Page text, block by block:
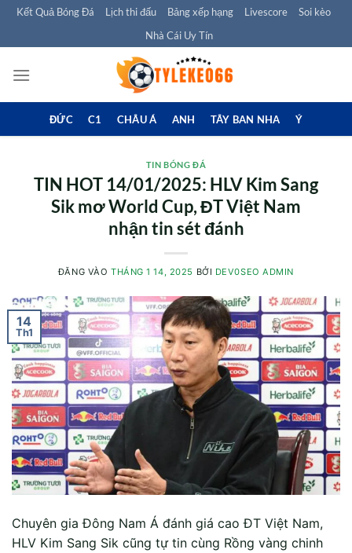
nội
dung
Kết Quả Bóng Đá Lịch thi đấu Bảng xếp hạng Livescore
Soi kèo
Nhà Cái Uy Tín
ĐỨC C1 CHÂU Á ANH TÂY BAN NHA Ý
TIN BÓNG ĐÁ
TIN HOT 14/01/2025: HLV Kim Sang
Sik mơ World Cup, ĐT Việt Nam
nhận tin sét đánh
ĐĂNG VÀO THÁNG 1 14, 2025 BỞI DEV0SEO ADMIN
14
Th1
Chuyên gia Đông Nam Á đánh giá cao ĐT Việt Nam,
HLV Kim Sang Sik cũng tự tin cùng Rồng vàng chinh